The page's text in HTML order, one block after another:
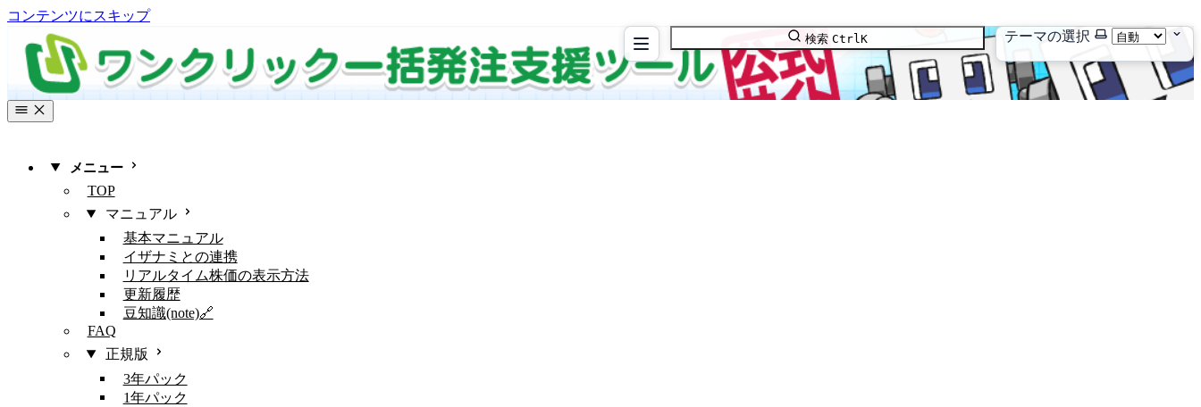
コンテンツにスキップ
検索 CtrlK テーマの選択
メニュー
TOP
マニュアル
基本マニュアル
イザナミとの連携
リアルタイム株価の表示方法
更新履歴
豆知識(note)🔗
FAQ
正規版
3年パック
1年パック